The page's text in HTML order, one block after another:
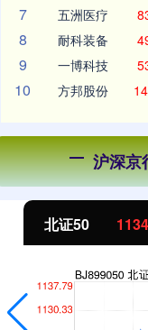
7 五洲医疗
8 耐科装备
9 一博科技
10 方邦股份
沪深京
北证50